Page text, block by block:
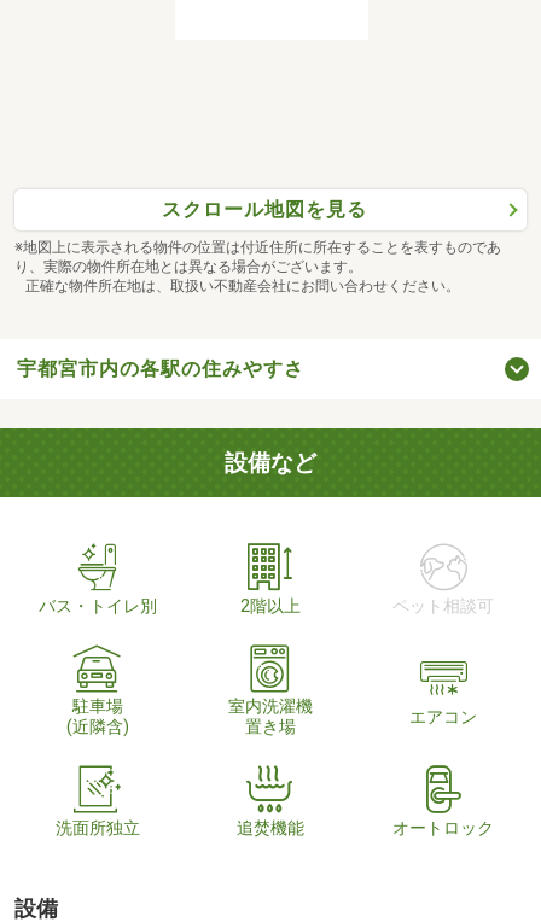
スクロール地図を見る
※地図上に表示される物件の位置は付近住所に所在することを表すものであ
り、実際の物件所在地とは異なる場合がございます。
正確な物件所在地は、取扱い不動産会社にお問い合わせください。
宇都宮市内の各駅の住みやすさ
設備など
バス・トイレ別 2階以上 ペット相談可
駐車場
(近隣含)
室内洗濯機
置き場
エアコン
洗面所独立 追焚機能 オートロック
設備